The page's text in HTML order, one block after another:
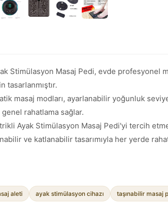
Stimülasyon Masaj Pedi, evde profesyonel
tasarlanmıştır.
masaj modları, ayarlanabilir yoğunluk
genel rahatlama sağlar.
Ayak Stimülasyon Masaj Pedi'yi tercih
ve katlanabilir tasarımıyla her yerde
aleti ayak stimülasyon cihazı taşınabilir masaj